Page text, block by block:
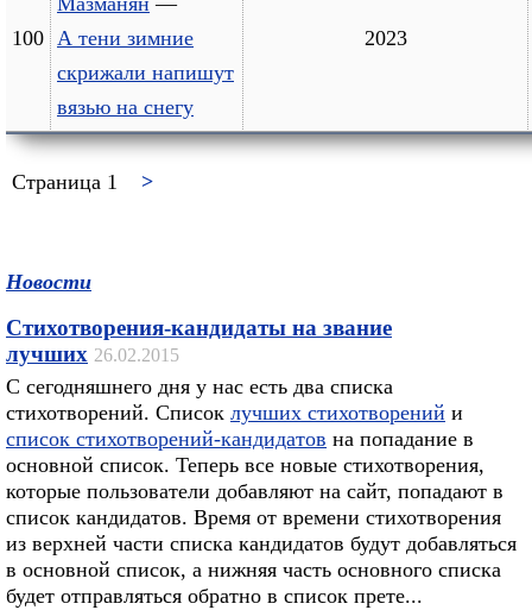
100 А тени зимние
скрижали напишут
вязью на снегу
2023
Страница 1 >
Новости
Стихотворения-кандидаты на звание
лучших 26.02.2015
С сегодняшнего дня у нас есть два списка
стихотворений. Список лучших стихотворений и
список стихотворений-кандидатов на попадание в
основной список. Теперь все новые стихотворения,
которые пользователи добавляют на сайт, попадают в
список кандидатов. Время от времени стихотворения
из верхней части списка кандидатов будут добавляться
в основной список, а нижняя часть основного списка
будет отправляться обратно в список прете...